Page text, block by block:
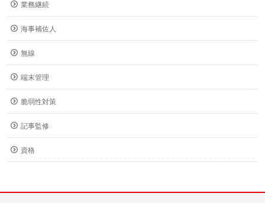
業務継続
海事補佐人
無線
端末管理
脆弱性対策
記事監修
資格